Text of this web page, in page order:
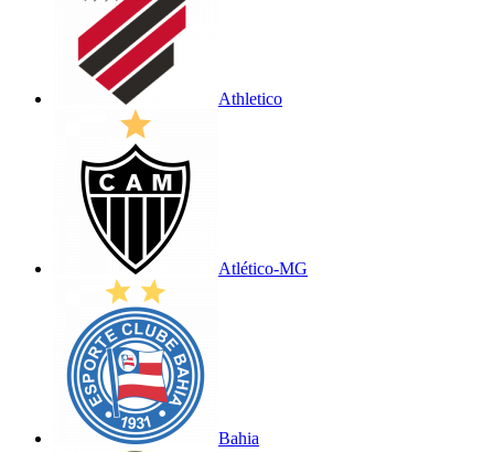
Athletico
Atlético-MG
Bahia